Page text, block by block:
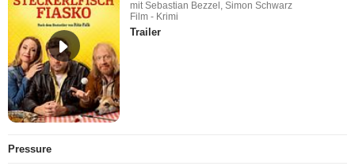
mit Sebastian Bezzel, Simon Schwarz
Film - Krimi
Trailer
Pressure